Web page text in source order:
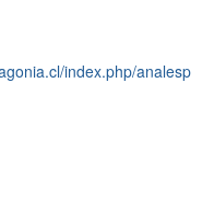
index.php/analesp